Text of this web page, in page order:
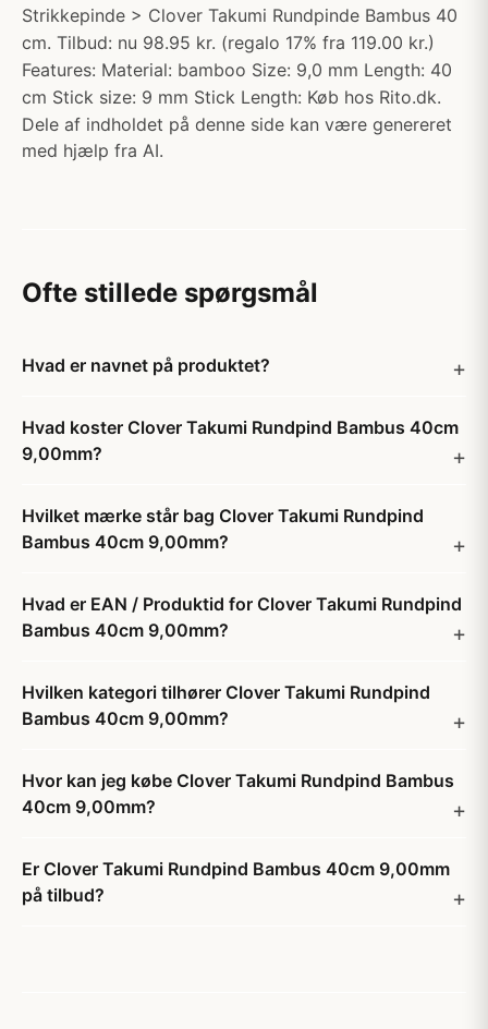
Strikkepinde > Clover Takumi Rundpinde Bambus 40
cm. Tilbud: nu 98.95 kr. (regalo 17% fra 119.00 kr.)
Features: Material: bamboo Size: 9,0 mm Length: 40
cm Stick size: 9 mm Stick Length: Køb hos Rito.dk.
Dele af indholdet på denne side kan være genereret
med hjælp fra AI.
Ofte stillede spørgsmål
Hvad er navnet på produktet?
Hvad koster Clover Takumi Rundpind Bambus 40cm
9,00mm?
Hvilket mærke står bag Clover Takumi Rundpind
Bambus 40cm 9,00mm?
Hvad er EAN / Produktid for Clover Takumi Rundpind
Bambus 40cm 9,00mm?
Hvilken kategori tilhører Clover Takumi Rundpind
Bambus 40cm 9,00mm?
Hvor kan jeg købe Clover Takumi Rundpind Bambus
40cm 9,00mm?
Er Clover Takumi Rundpind Bambus 40cm 9,00mm
på tilbud?